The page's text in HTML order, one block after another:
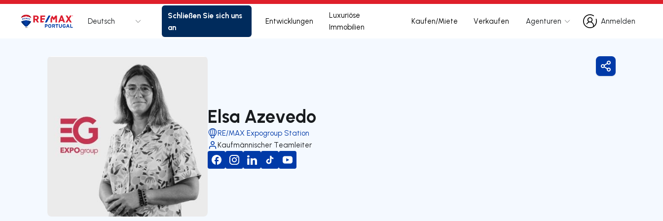
Logo Zur Startseite
Deutsch
Schließen Sie sich uns
an
Entwicklungen
Luxuriöse
Immobilien
Kaufen/Miete Verkaufen Agenturen
Anmelden
Anmelden
Elsa Azevedo
RE/MAX Expogroup Station
Kaufmännischer Teamleiter
Freigeben